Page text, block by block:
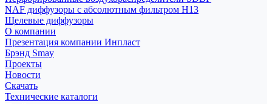
NAF диффузоры с абсолютным фильтром Н13
Щелевые диффузоры
О компании
Презентация компании Инпласт
Брэнд Smay
Проекты
Новости
Скачать
Технические каталоги